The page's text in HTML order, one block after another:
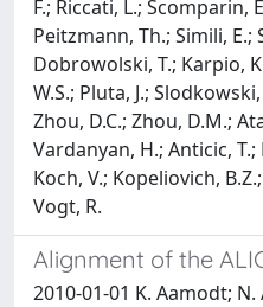
Alignment of the
2010-01-01 K. Aamodt; N. Abel; U. Abeysekara; A. Abrahantes Quintana; D. Adamova ; M.M. Aggarwal; G. Aglieri Rinella; A.G. Agocs; S. Aguilar Salazar; Z. Ahammed; A. Ahmad; N. Ahmad; S.U. Ahn; R. Akimoto; A. Akindinov; D. Aleksandrov; B. Alessandro ; R . Alfaro Molina; A . Alici; E . Almaraz Avina; J. Alme; T. Alt; V. Altini; S. Altinpinar; C. Andrei; A. Andronic; G. Anelli; V. Angelov; C. Anson; T. Anticic ́; F. Antinori; S. Antinori; K. Antipin; D. Antonczyk; P. Antonioli; A. Anzo; L. Aphecetche; H. Appelshauser; S. Arcelli; R. Arceo; A. Arend; N. Armesto; R. Arnaldi; T. Aronsson; I.C. Arsene; A. Asryan; A. Augustinus; R. Averbeck; T.C. Awes; J. A ̈ysto ̈; M.D. Azmi; S. Bablok; M. Bach; A. Badala`; Y.W. Baek; S. Bagnasco; R. Bailhache; R. Bala; A. Baldisseri; A. Baldit; J. Ba ́n; R. Barbera; G.G. Barnafo ̈ldi; L. Barnby; V. Barret; J. Bartke; F. Barile; M. Basile; V. Basmanov; N. Bastid; B. Bathen; G. Batigne; B. Batyunya; C. Baumann; I.G. Bearden; B. Becker; I. Belikov; R. Bellwied; E. Belmont-Moreno; A. Belogianni; L. Benhabib; S. Beole'; I. Berceanu; A. Bercuci; E. Berdermann; Y. Berdnikov; L. Betev; A. Bhasin; A.K. Bhati; L. Bianchi; N. Bianchi; C. Bianchin; J. Bielcˇ ́ık; J. Bielcˇ ́ıkova ; A. Bilandzic; L. Bimbot; E. Biolcati; A. Blanc; F. Blanco; F. Blanco; D. Blau; C. Blume; M. Boccioli; N. Bock; A. Bogdanov; H. Bøggild; M. Bogolyubsky; J. Bohm; L. Boldizsa ́r; M. Bombara; C. Bombonati; M. Bondila; H. Borel; V. Borshchov; A. Borisov; C. Bortolin; S. Bose; L. Bosisio1; F. Bossu '; M. Botje; S.